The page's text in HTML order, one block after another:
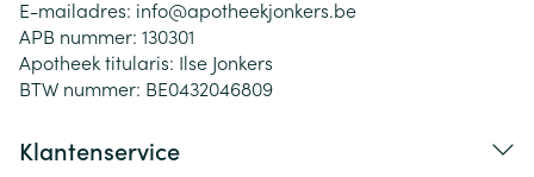
E-mailadres: info@apotheekjonkers.be
APB nummer: 130301
Apotheek titularis: Ilse Jonkers
BTW nummer: BE0432046809
Klantenservice